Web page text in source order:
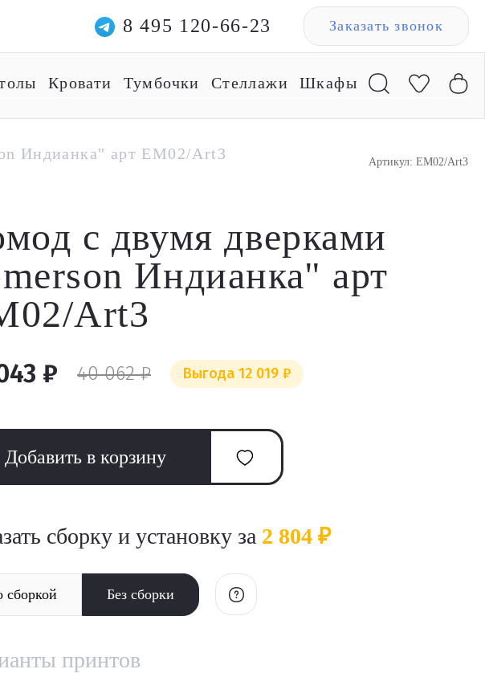
8 495 120-66-23 Заказать звонок
Кровати Тумбочки Стеллажи Шкафы
Индианка" арт EM02/Art3
с двумя дверками
Индианка" арт
Art3
Артикул: EM02/Art3
₽ 40 062 ₽ Выгода 12 019 ₽
Добавить в корзину
сборку и установку за 2 804 ₽
сборкой Без сборки
принтов